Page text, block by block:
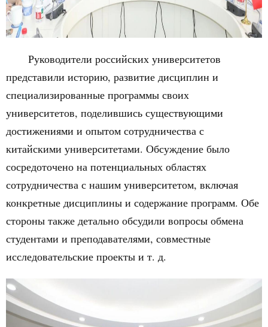
Руководители российских университетов
представили историю, развитие дисциплин и
специализированные программы своих
университетов, поделившись существующими
достижениями и опытом сотрудничества с
китайскими университетами. Обсуждение было
сосредоточено на потенциальных областях
сотрудничества с нашим университетом, включая
конкретные дисциплины и содержание программ. Обе
стороны также детально обсудили вопросы обмена
студентами и преподавателями, совместные
исследовательские проекты и т. д.